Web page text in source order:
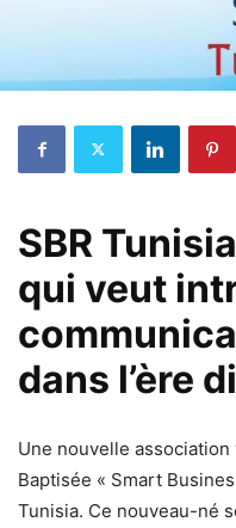
SBR
qui veut
dans l’ère
Une nouvelle
Baptisée « Smart
Tunisia. Ce nouveau-né